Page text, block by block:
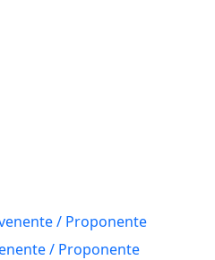
/ Proponente
/ Proponente